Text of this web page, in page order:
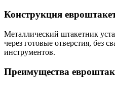
Конструкция
Металлический штакетник
через готовые отверстия, без
инструментов.
Преимущества